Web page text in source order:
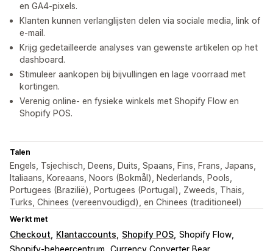
en GA4-pixels.
Klanten kunnen verlanglijsten delen via sociale media, link of
e-mail.
Krijg gedetailleerde analyses van gewenste artikelen op het
dashboard.
Stimuleer aankopen bij bijvullingen en lage voorraad met
kortingen.
Verenig online- en fysieke winkels met Shopify Flow en
Shopify POS.
Talen
Engels, Tsjechisch, Deens, Duits, Spaans, Fins, Frans, Japans,
Italiaans, Koreaans, Noors (Bokmål), Nederlands, Pools,
Portugees (Brazilië), Portugees (Portugal), Zweeds, Thais,
Turks, Chinees (vereenvoudigd), en Chinees (traditioneel)
Werkt met
Checkout Klantaccounts Shopify POS Shopify Flow